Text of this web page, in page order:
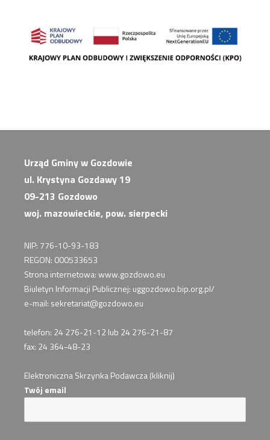
Urząd Gminy w Gozdowie
ul. Krystyna Gozdawy 19
09-213 Gozdowo
woj. mazowieckie, pow. sierpecki
NIP: 776-10-93-183
REGON: 000533653
Strona internetowa: www.gozdowo.eu
Biuletyn Informacji Publicznej: uggozdowo.bip.org.pl/
e-mail: sekretariat@gozdowo.eu
telefon: 24 276-21-12 lub 24 276-21-87
fax: 24 364-48-23
Elektroniczna Skrzynka Podawcza (kliknij)
Twój email